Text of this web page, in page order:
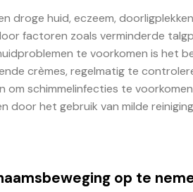
droge huid, eczeem,
factoren zoals verminderde
te voorkomen is het
crèmes, regelmatig te
schimmelinfecties te
het gebruik van milde
op te